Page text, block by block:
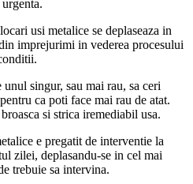
usi metalice se deplaseaza in
imprejurimi in vederea procesului
singur, sau mai rau, sa ceri
ca poti face mai rau de atat.
si strica iremediabil usa.
e pregatit de interventie la
zilei, deplasandu-se in cel mai
trebuie sa intervina.